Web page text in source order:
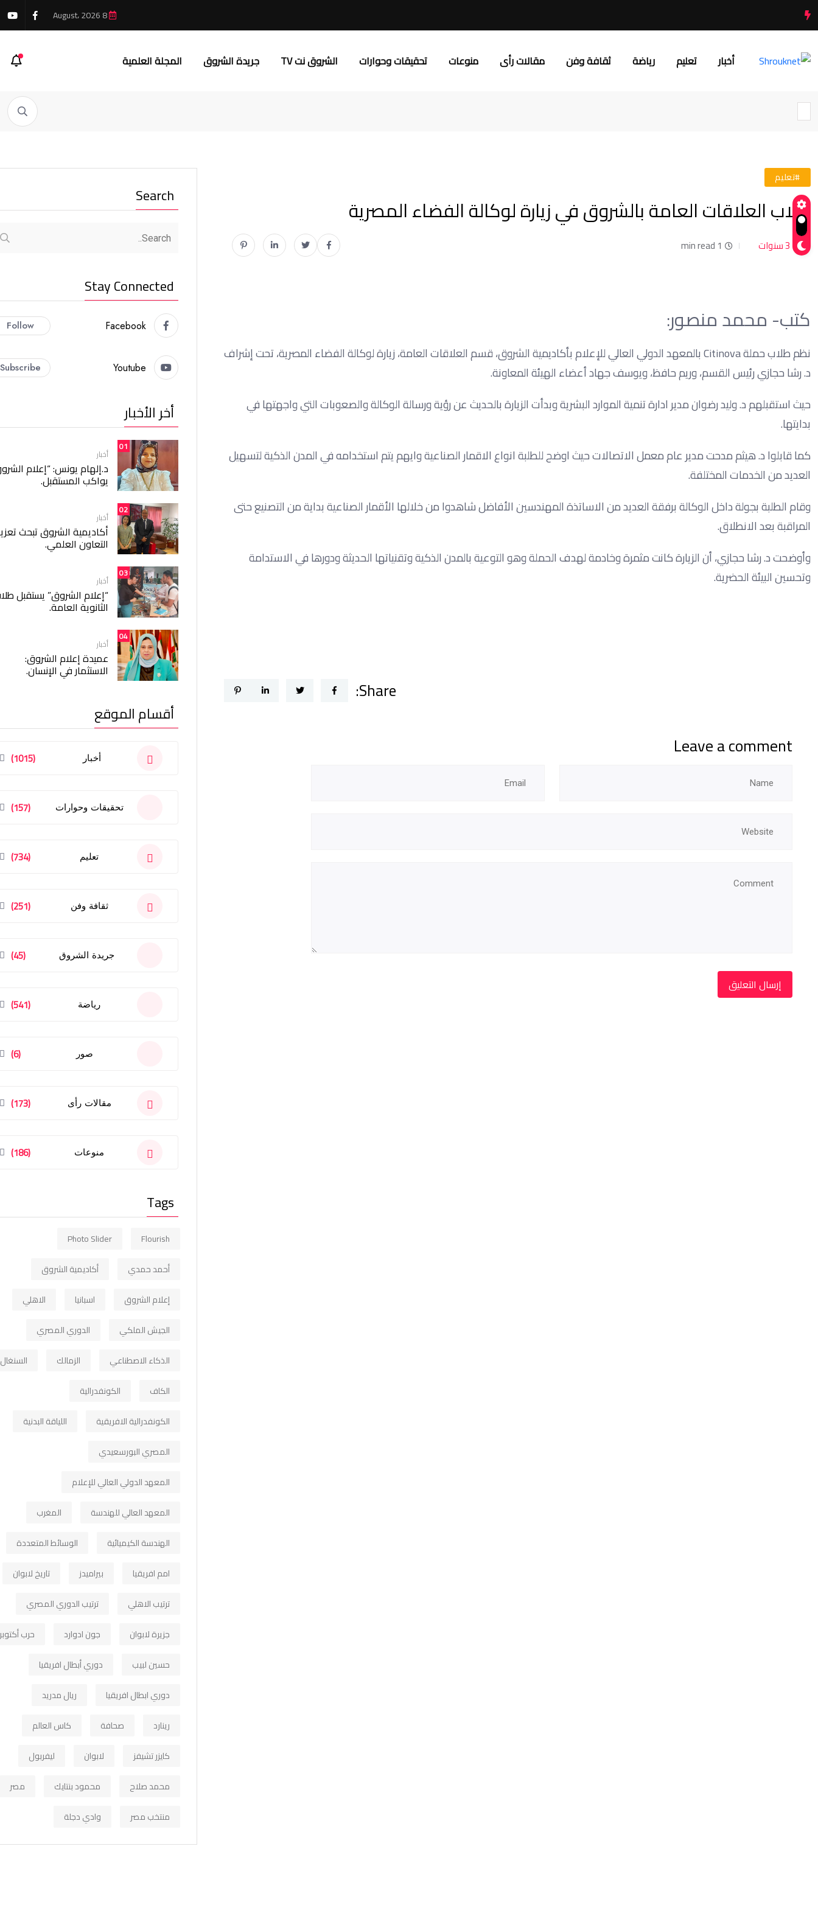
أخبار تعليم رياضة ثقافة وفن مقالات رأى منوعات تحقيقات وحوارات الشروق نت TV جريدة الشروق المجلة العلمية
#تعليم
طلاب العلاقات العامة بالشروق في زيارة لوكالة الفضاء المصرية
3 سنوات 1 min read
كتب- محمد منصور:
نظم طلاب حملة Citinova بالمعهد الدولي العالي للإعلام بأكاديمية الشروق، قسم العلاقات العامة، زيارة لوكالة الفضاء المصرية، تحت إشراف
د. رشا حجازي رئيس القسم، وريم حافظ، ويوسف جهاد أعضاء الهيئة المعاونة.
حيث استقبلهم د. وليد رضوان مدير ادارة تنمية الموارد البشرية وبدأت الزيارة بالحديث عن رؤية ورسالة الوكالة والصعوبات التي واجهتها في
بدايتها.
كما قابلوا د. هيثم مدحت مدير عام معمل الاتصالات حيث اوضح للطلبة انواع الاقمار الصناعية وايهم يتم استخدامه في المدن الذكية لتسهيل
العديد من الخدمات المختلفة.
وقام الطلبة بجولة داخل الوكالة برفقة العديد من الاساتذة المهندسين الأفاضل شاهدوا من خلالها الأقمار الصناعية بداية من التصنيع حتى
المراقبة بعد الانطلاق.
وأوضحت د. رشا حجازي، أن الزيارة كانت مثمرة وخادمة لهدف الحملة وهو التوعية بالمدن الذكية وتقنياتها الحديثة ودورها في الاستدامة
وتحسين البيئة الحضرية.
Share:
Leave a comment
Search
Stay Connected
Facebook
Follow
Youtube
Subscribe
أخر الأخبار
01
أخبار
د.إلهام يونس: “إعلام
يواكب المستقبل.
02
أخبار
أكاديمية الشروق تبحث
التعاون العلمي.
03
أخبار
“إعلام الشروق” يستقبل
الثانوية العامة.
04
أخبار
عميدة إعلام الشروق:
الاستثمار في الإنسان.
أقسام الموقع
أخبار (1015)
تحقيقات وحوارات (157)
تعليم (734)
ثقافة وفن (251)
جريدة الشروق (45)
رياضة (541)
صور (6)
مقالات رأى (173)
منوعات (186)
Tags
Flourish
Photo Slider
أحمد حمدي
أكاديمية الشروق
إعلام الشروق
اسبانيا
الاهلي
الجيش الملكي
الدوري المصري
الذكاء الاصطناعي
الزمالك
السنغال
الكاف
الكونفدرالية
الكونفدرالية الافريقية
اللياقة البدنية
المصري البورسعيدي
المعهد الدولي العالي للإعلام
المعهد العالي للهندسة
المغرب
الهندسة الكيميائية
الوسائط المتعددة
امم افريقيا
بيراميدز
تاريخ لابوان
ترتيب الاهلي
ترتيب الدوري المصري
جزيرة لابوان
جون ادوارد
حرب أكتوبر
حسين لبيب
دوري أبطال افريقيا
دوري ابطال افريقيا
ريال مدريد
رينارد
صحافة
كاس العالم
كايزر تشيفز
لابوان
ليفربول
محمد صلاح
محمود بنتايك
مصر
منتخب مصر
وادي دجلة